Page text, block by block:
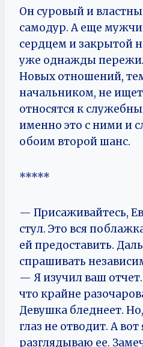
Он суровый и
самодур. А еще
сердцем и закрытой
уже однажды
Новых отношений,
начальником, не
относятся к
именно это с ними и
обоим второй шанс.
*****
— Присаживайтесь,
стул. Это вся
ей предоставить.
спрашивать
— Я изучил ваш
что крайне
Девушка бледнеет.
глаз не отводит. А
разглядываю ее.